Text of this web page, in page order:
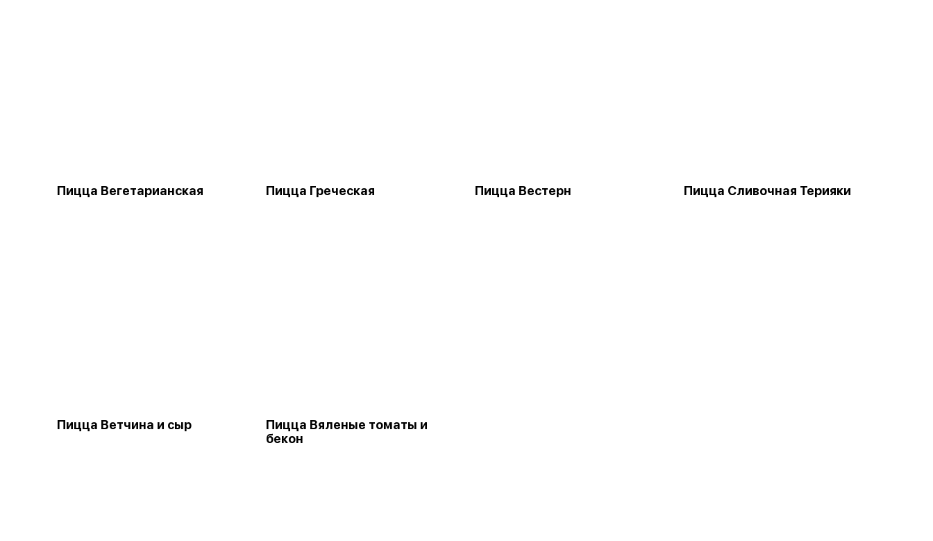
Пицца Вегетарианская Пицца Греческая Пицца Вестерн Пицца Сливочная Терияки
Пицца Ветчина и сыр
Пицца Вяленые томаты и
бекон